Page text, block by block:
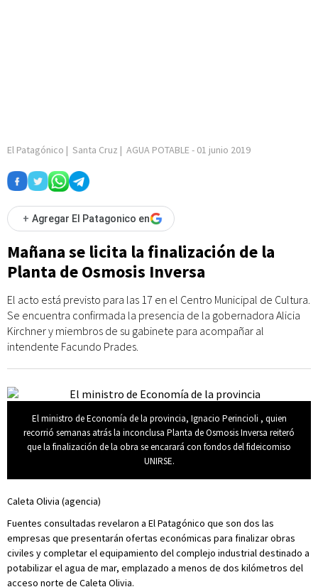
El Patagónico | Santa Cruz | AGUA POTABLE- 01 junio 2019
+ Agregar El Patagonico en
Mañana se licita la finalización de la
Planta de Osmosis Inversa
El acto está previsto para las 17 en el Centro Municipal de Cultura.
Se encuentra confirmada la presencia de la gobernadora Alicia
Kirchner y miembros de su gabinete para acompañar al
intendente Facundo Prades.
El ministro de Economía de la provincia, Ignacio Perincioli , quien
recorrió semanas atrás la inconclusa Planta de Osmosis Inversa reiteró
que la finalización de la obra se encarará con fondos del fideicomiso
UNIRSE.
Caleta Olivia (agencia)
Fuentes consultadas revelaron a El Patagónico que son dos las
empresas que presentarán ofertas económicas para finalizar obras
civiles y completar el equipamiento del complejo industrial destinado a
potabilizar el agua de mar, emplazado a menos de dos kilómetros del
acceso norte de Caleta Olivia.